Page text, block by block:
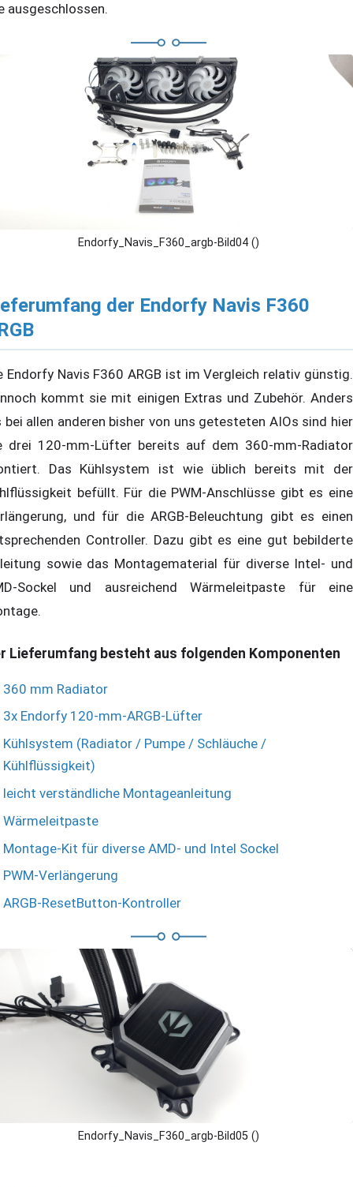
ausgeschlossen.
Endorfy_Navis_F360_argb-Bild04 ()
der Endorfy Navis F360
Endorfy Navis F360 ARGB ist im Vergleich relativ günstig.
kommt sie mit einigen Extras und Zubehör. Anders
bei allen anderen bisher von uns getesteten AIOs sind hier
drei 120-mm-Lüfter bereits auf dem 360-mm-Radiator
Das Kühlsystem ist wie üblich bereits mit der
befüllt. Für die PWM-Anschlüsse gibt es eine
und für die ARGB-Beleuchtung gibt es einen
Controller. Dazu gibt es eine gut bebilderte
sowie das Montagematerial für diverse Intel- und
Sockel und ausreichend Wärmeleitpaste für eine
Lieferumfang besteht aus folgenden Komponenten
360 mm Radiator
3x Endorfy 120-mm-ARGB-Lüfter
Kühlsystem (Radiator / Pumpe / Schläuche /
Kühlflüssigkeit)
leicht verständliche Montageanleitung
Wärmeleitpaste
Montage-Kit für diverse AMD- und Intel Sockel
PWM-Verlängerung
ARGB-ResetButton-Kontroller
Endorfy_Navis_F360_argb-Bild05 ()